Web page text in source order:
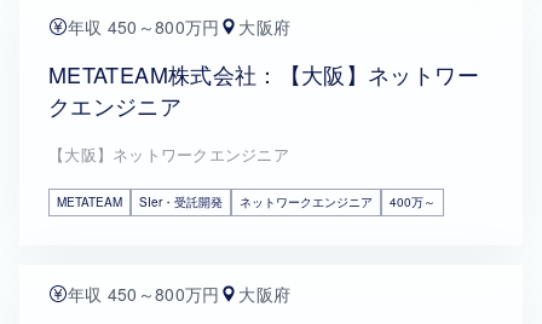
年収 450～800万円 大阪府
METATEAM株式会社：【大阪】ネットワー
クエンジニア
【大阪】ネットワークエンジニア
METATEAM SIer・受託開発 ネットワークエンジニア 400万～
年収 450～800万円 大阪府